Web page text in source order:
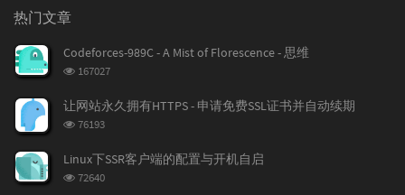
门
文
章
论
热门文章
Codeforces-989C - A Mist of Florescence - 思维
浏
次
数:
167027
让网站永久拥有HTTPS - 申请免费SSL证书并自动续期
浏
次
76193
Linux下SSR客户端的配置与开机自启
浏
72640